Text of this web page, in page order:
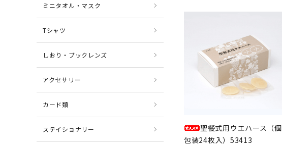
聖餐式用ウエハース（個
包装24枚入）53413
ミニタオル・マスク
Tシャツ
しおり・ブックレンズ
アクセサリー
カード類
ステイショナリー